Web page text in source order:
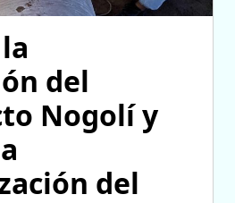
del
Nogolí y
del